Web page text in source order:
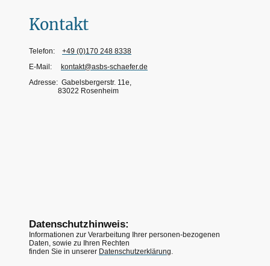
Kontakt
Telefon: +49 (0)170 248 8338
E-Mail:
kontakt@asbs-schaefer.de
Adresse: Gabelsbergerstr. 11e,
83022 Rosenheim
Datenschutzhinweis:
Informationen zur Verarbeitung Ihrer personen-bezogenen
Daten, sowie zu Ihren Rechten
finden Sie in unserer Datenschutzerklärung.